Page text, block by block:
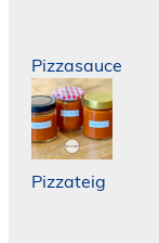
Pizzasauce
Pizzateig